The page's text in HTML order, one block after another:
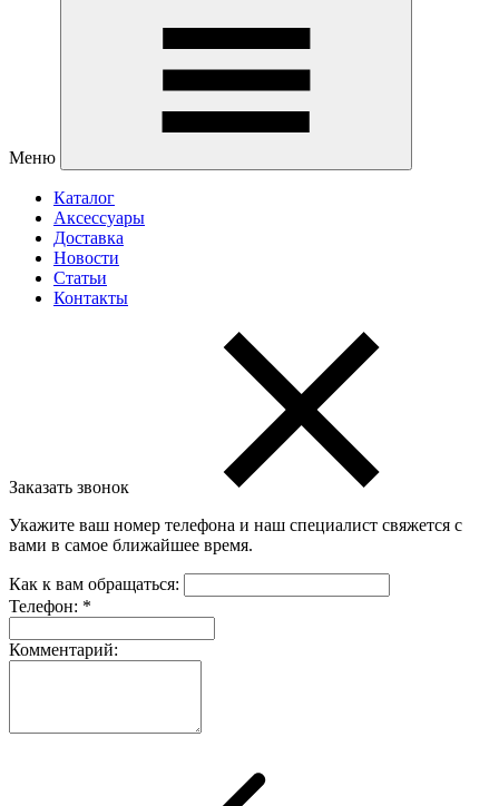
Меню
Каталог
Аксессуары
Доставка
Новости
Статьи
Контакты
Заказать звонок
Укажите ваш номер телефона и наш специалист свяжется с
вами в самое ближайшее время.
Как к вам обращаться:
Телефон: *
Комментарий: